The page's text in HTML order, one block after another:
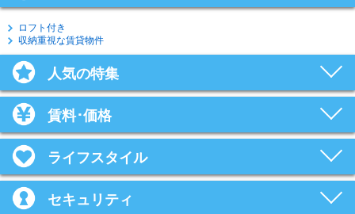
ロフト付き
収納重視な賃貸物件
人気の特集
賃料･価格
ライフスタイル
セキュリティ